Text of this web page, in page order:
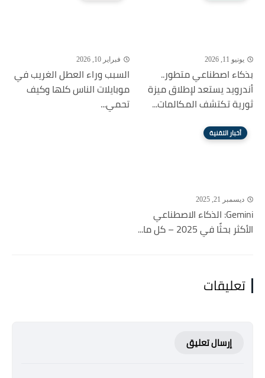
يونيو 11, 2026
بذكاء اصطناعي متطور..
أندرويد يستعد لإطلاق ميزة
ثورية تكتشف المكالمات...
فبراير 10, 2026
السبب وراء العطل الغريب في
موبايلات الناس كلها وكيف
تحمي...
أخبار التقنية
ديسمبر 21, 2025
Gemini: الذكاء الاصطناعي
الأكثر بحثًا في 2025 – كل ما...
تعليقات
إرسال تعليق